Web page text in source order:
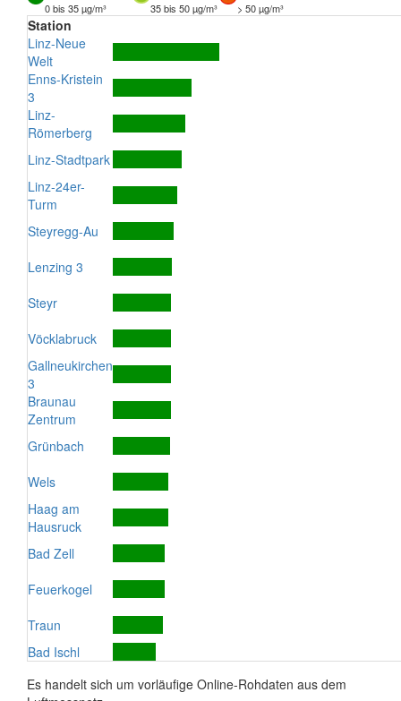
0 bis 35 µg/m³
35 bis 50 µg/m³ > 50 µg/m³
Station
Linz-Neue
Welt
Enns-Kristein
3
Linz-
Römerberg
Linz-Stadtpark
Linz-24er-
Turm
Steyregg-Au
Lenzing 3
Steyr
Vöcklabruck
Gallneukirchen
3
Braunau
Zentrum
Grünbach
Wels
Haag am
Hausruck
Bad Zell
Feuerkogel
Traun
Bad Ischl
Es handelt sich um vorläufige Online-Rohdaten aus dem